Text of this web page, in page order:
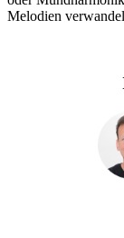
Melodien